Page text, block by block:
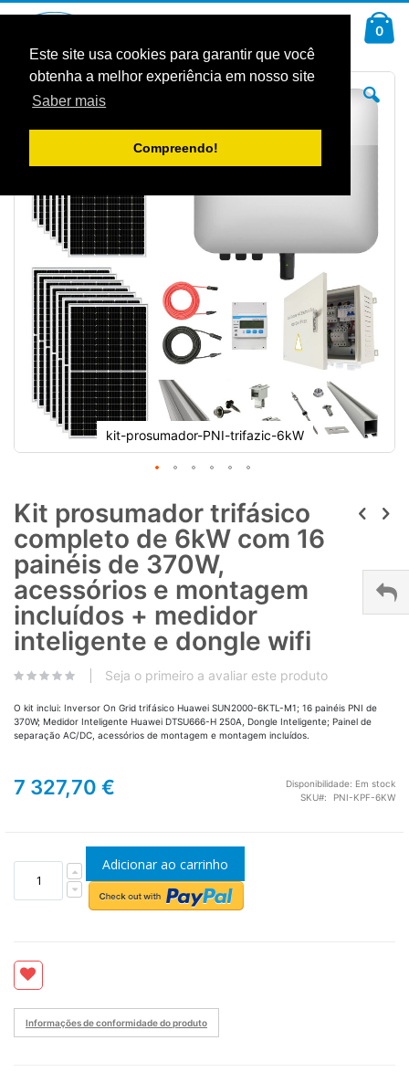
Este site usa cookies para garantir que você
obtenha a melhor experiência em nosso site
Saber mais
Compreendo!
Conteúdo
0
Saltar
kit-prosumador-PNI-trifazic-6kW
Kit prosumador trifásico
completo de 6kW com 16
painéis de 370W,
acessórios e montagem
incluídos + medidor
inteligente e dongle wifi
Seja o primeiro a avaliar este produto
O kit inclui: Inversor On Grid trifásico Huawei SUN2000-6KTL-M1; 16 painéis PNI de
370W; Medidor Inteligente Huawei DTSU666-H 250A, Dongle Inteligente; Painel de
separação AC/DC, acessórios de montagem e montagem incluídos.
7 327,70 € Disponibilidade: Em stock
SKU
PNI-KPF-6KW
Adicionar ao carrinho
Informações de conformidade do produto